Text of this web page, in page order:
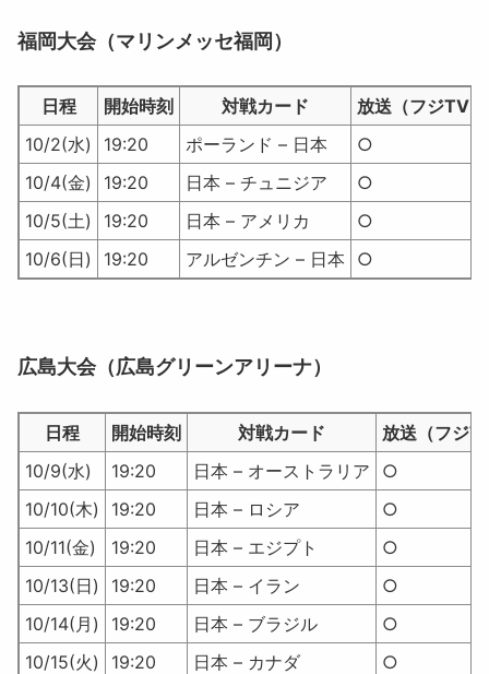
福岡大会（マリンメッセ福岡）
日程 開始時刻 対戦カード
放送（フジTV）
10/2(水)
19:20 ポーランド – 日本
○
10/4(金)
19:20 日本 – チュニジア
○
10/5(土)
19:20 日本 – アメリカ
○
10/6(日)
19:20 アルゼンチン – 日本 ○
広島大会（広島グリーンアリーナ）
日程 開始時刻 対戦カード
放送（フジ
10/9(水)
19:20 日本 – オーストラリア
○
10/10(木)
19:20 日本 – ロシア
○
10/11(金)
19:20 日本 – エジプト
○
10/13(日)
19:20 日本 – イラン
○
10/14(月)
19:20 日本 – ブラジル
○
10/15(火)
19:20 日本 – カナダ ○